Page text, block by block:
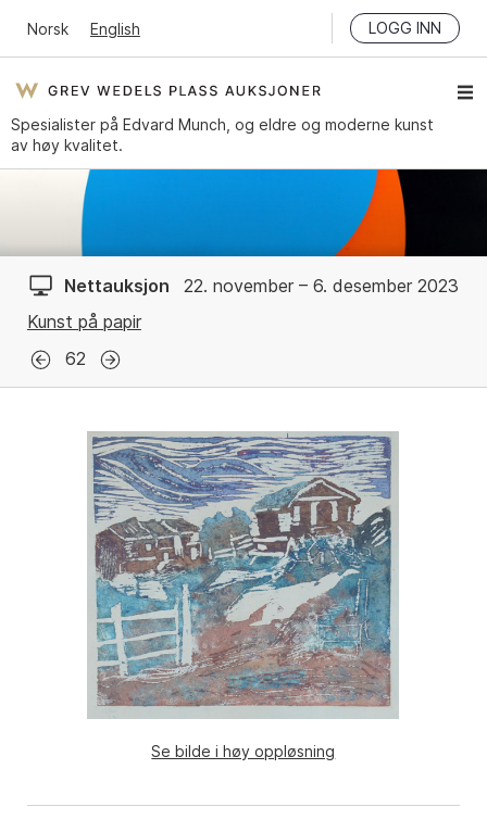
Norsk English LOGG INN
Spesialister på Edvard Munch, og eldre og moderne kunst
av høy kvalitet.
Nettauksjon
22. november – 6. desember 2023
Kunst på papir
62
Se bilde i høy oppløsning